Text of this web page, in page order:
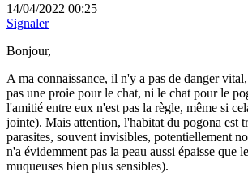
14/04/2022 00:25
Signaler
Bonjour,
A ma connaissance, il n'y a pas de danger
pas une proie pour le chat, ni le chat pour le
l'amitié entre eux n'est pas la règle, même si
jointe). Mais attention, l'habitat du pogona est
parasites, souvent invisibles, potentiellement
n'a évidemment pas la peau aussi épaisse que
muqueuses bien plus sensibles).